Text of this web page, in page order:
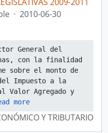
· 2010-06-30
General del
con la finalidad
sobre el monto de
Impuesto a la
Valor Agregado y
more
Y TRIBUTARIO